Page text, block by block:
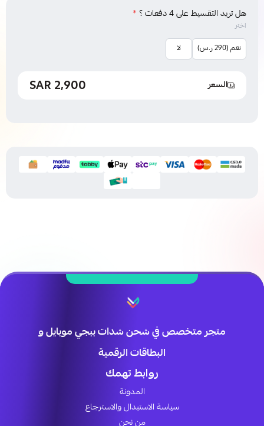
هل تريد التقسيط على 4 دفعات ؟ *
اختر
نعم (290 ر.س) لا
السعر 2,900 SAR
متجر متخصص في شحن شدات ببجي موبايل و
البطاقات الرقمية
روابط تهمك
المدونة
سياسة الاستبدال والاسترجاع
من نحن